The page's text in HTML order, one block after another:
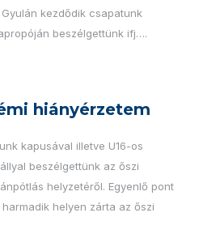
kezdődik csapatunk
beszélgettünk ifj….
hiányérzetem
kapusával illetve U16-os
beszélgettünk az őszi
helyzetéről. Egyenlő pont
helyen zárta az őszi